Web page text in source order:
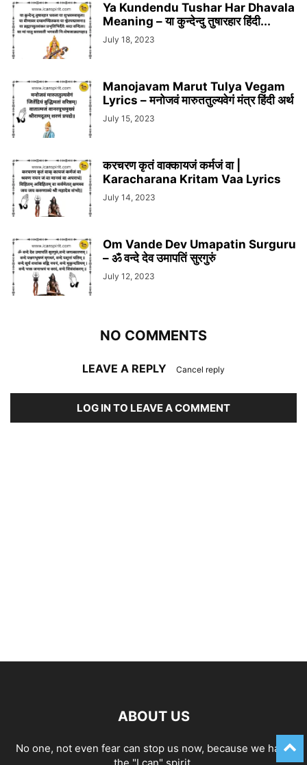
Ya Kundendu Tushar Har Dhavala
Meaning – या कुन्देन्दु तुषारहार हिंदी...
July 18, 2023
Manojavam Marut Tulya Vegam
Lyrics – मनोजवं मारुततुल्यवेगं मंत्र हिंदी अर्थ
July 15, 2023
करचरण कृतं वाक्कायजं कर्मजं वा |
Karacharana Kritam Vaa Lyrics
July 14, 2023
Om Vande Dev Umapatin Surguru
– ॐ वन्दे देव उमापतिं सुरगुरुं
July 12, 2023
NO COMMENTS
LEAVE A REPLY Cancel reply
LOG IN TO LEAVE A COMMENT
ABOUT US
No one, not even fear can stop us now, because we have